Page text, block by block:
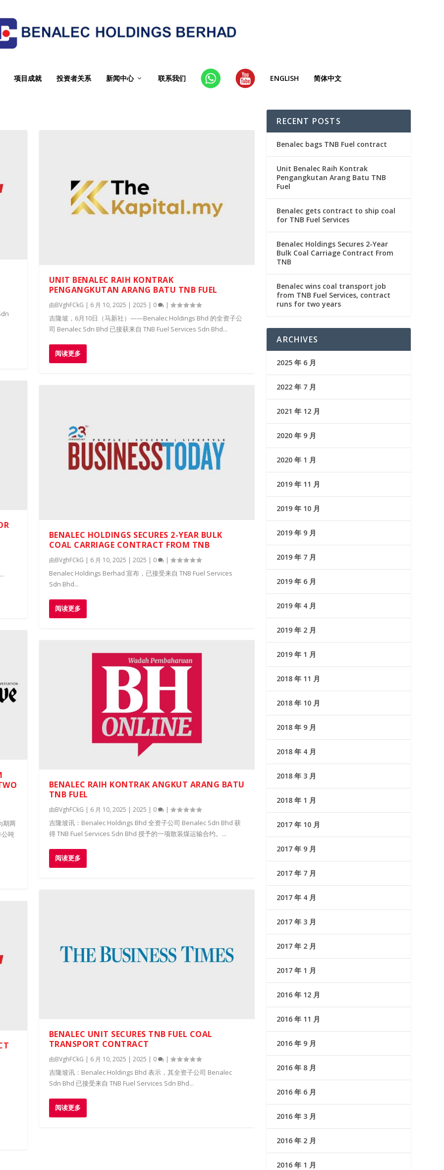
项目成就 投资者关系 新闻中心 联系我们 CT YT ENGLISH 简体中文
期两
吨
UNIT BENALEC RAIH KONTRAK
PENGANGKUTAN ARANG BATU TNB FUEL
由BVghFCkG | 6 月 10, 2025 | 2025 | 0 |
​吉隆坡，6月10日（马新社）——Benalec Holdings Bhd 的全资子公
司 Benalec Sdn Bhd 已接获来自 TNB Fuel Services Sdn Bhd...
阅读更多
BENALEC HOLDINGS SECURES 2-YEAR BULK
COAL CARRIAGE CONTRACT FROM TNB
由BVghFCkG | 6 月 10, 2025 | 2025 | 0 |
Benalec Holdings Berhad 宣布，已接受来自 TNB Fuel Services
Sdn Bhd...
阅读更多
BENALEC RAIH KONTRAK ANGKUT ARANG BATU
TNB FUEL
由BVghFCkG | 6 月 10, 2025 | 2025 | 0 |
吉隆坡讯：Benalec Holdings Bhd 全资子公司 Benalec Sdn Bhd 获
得 TNB Fuel Services Sdn Bhd 授予的一项散装煤运输合约。...
阅读更多
BENALEC UNIT SECURES TNB FUEL COAL
TRANSPORT CONTRACT
由BVghFCkG | 6 月 10, 2025 | 2025 | 0 |
吉隆坡讯：Benalec Holdings Bhd 表示，其全资子公司 Benalec
Sdn Bhd 已接受来自 TNB Fuel Services Sdn Bhd...
阅读更多
RECENT POSTS
Benalec bags TNB Fuel contract
Unit Benalec Raih Kontrak
Pengangkutan Arang Batu TNB
Fuel
Benalec gets contract to ship coal
for TNB Fuel Services
Benalec Holdings Secures 2-Year
Bulk Coal Carriage Contract From
TNB
Benalec wins coal transport job
from TNB Fuel Services, contract
runs for two years
ARCHIVES
2025 年 6 月
2022 年 7 月
2021 年 12 月
2020 年 9 月
2020 年 1 月
2019 年 11 月
2019 年 10 月
2019 年 9 月
2019 年 7 月
2019 年 6 月
2019 年 4 月
2019 年 2 月
2019 年 1 月
2018 年 11 月
2018 年 10 月
2018 年 9 月
2018 年 4 月
2018 年 3 月
2018 年 1 月
2017 年 10 月
2017 年 9 月
2017 年 7 月
2017 年 4 月
2017 年 3 月
2017 年 2 月
2017 年 1 月
2016 年 12 月
2016 年 11 月
2016 年 9 月
2016 年 8 月
2016 年 6 月
2016 年 3 月
2016 年 2 月
2016 年 1 月